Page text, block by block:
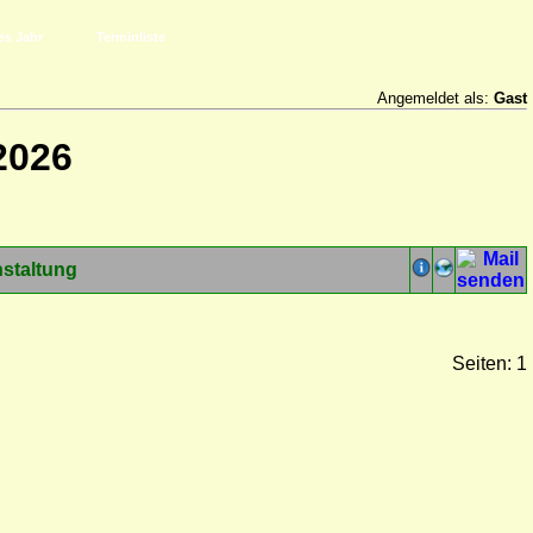
Jahr Terminliste
Angemeldet als: Gast
Seiten: 1